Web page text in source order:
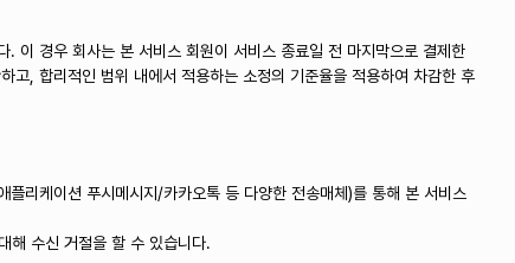
이 경우 회사는 본 서비스 회원이 서비스 종료일 전 마지막으로 결제한
고, 합리적인 범위 내에서 적용하는 소정의 기준율을 적용하여 차감한 후
리케이션 푸시메시지/카카오톡 등 다양한 전송매체)를 통해 본 서비스
해 수신 거절을 할 수 있습니다.